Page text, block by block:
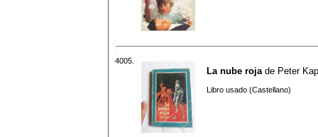
4005.
La nube roja de Peter
Libro usado (Castellano)